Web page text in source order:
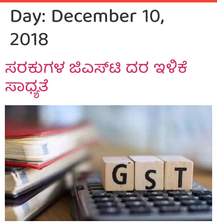
Day: December 10,
2018
ಸರಕುಗಳ ಜಿಎಸ್‌ಟಿ ದರ ಇಳಿಕೆ
ಸಾಧ್ಯತೆ